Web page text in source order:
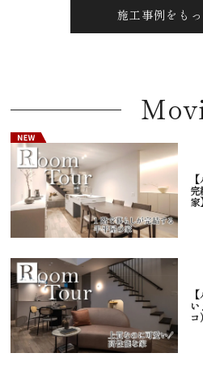
施工事例をも
完
家
コ